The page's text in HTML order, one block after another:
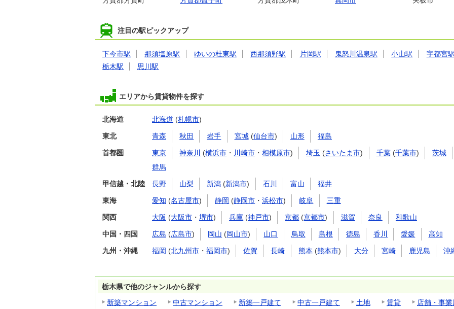
注目の駅ピックアップ
下今市駅 那須塩原駅 ゆいの杜東駅 西那須野駅 片岡駅 鬼怒川温泉駅 小山駅
宇都宮駅
栃木駅
思川駅
エリアから賃貸物件を探す
北海道 北海道 (札幌市)
東北 青森 秋田 岩手 宮城(仙台市) 山形 福島
首都圏 東京 神奈川 (横浜市 ・ 川崎市 ・相模原市) 埼玉 (さいたま市) 千葉(千葉市) 茨城
群馬
甲信越・北陸 長野 山梨 新潟 (新潟市) 石川 富山 福井
東海 愛知 (名古屋市) 静岡 (静岡市 ・浜松市) 岐阜 三重
関西 大阪 (大阪市 ・ 堺市) 兵庫 (神戸市) 京都 (京都市) 滋賀 奈良 和歌山
中国・四国 広島 (広島市) 岡山 (岡山市) 山口 鳥取 島根 徳島 香川 愛媛 高知
九州・沖縄 福岡 (北九州市 ・ 福岡市) 佐賀 長崎 熊本 (熊本市) 大分 宮崎 鹿児島 沖
栃木県で他のジャンルから探す
新築マンション
中古マンション 新築一戸建て 中古一戸建て 土地 賃貸
店舗・事業